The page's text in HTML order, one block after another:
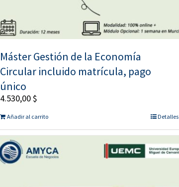
Máster Gestión de la Economía
Circular incluido matrícula, pago
único
4.530,00$
Añadir al carrito Detalles